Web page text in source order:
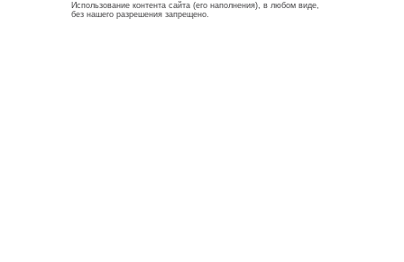
Использование контента сайта (его наполнения), в любом виде,
без нашего разрешения запрещено.